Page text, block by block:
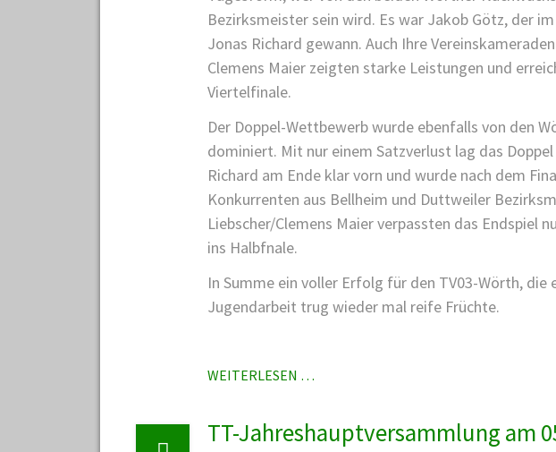
Bezirksmeister sein wird. Es war Jakob Götz, der
Jonas Richard gewann. Auch Ihre
Clemens Maier zeigten starke Leistungen und
Viertelfinale.
Der Doppel-Wettbewerb wurde ebenfalls von den
dominiert. Mit nur einem Satzverlust lag das
Richard am Ende klar vorn und wurde nach dem
Konkurrenten aus Bellheim und Duttweiler
Liebscher/Clemens Maier verpassten das Endspiel
ins Halbfnale.
In Summe ein voller Erfolg für den TV03-Wörth, die
Jugendarbeit trug wieder mal reife Früchte.
WEITERLESEN …
TT-Jahreshauptversammlung am